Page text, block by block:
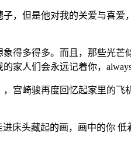
，但是他对我的关爱与喜
得多得多。而且，那些光
家人们会永远记着你，always
宫崎骏再度回忆起家里的
床头藏起的画，画中的你 低